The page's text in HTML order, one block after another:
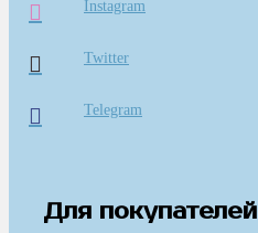
Instagram
Twitter
Telegram
Для покупателей